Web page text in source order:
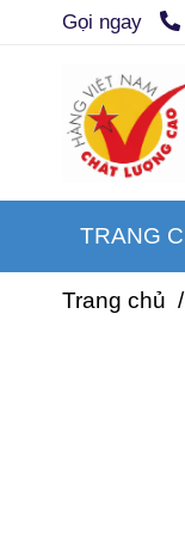
Gọi ngay
TRANG
Trang chủ /